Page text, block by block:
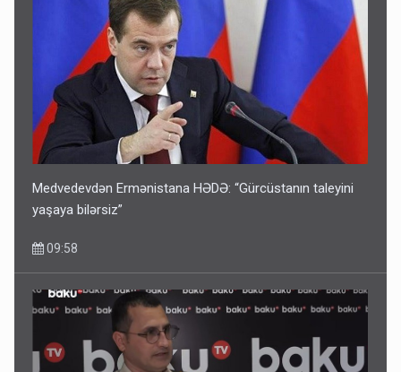
Medvedevdən Ermənistana HƏDƏ: “Gürcüstanın taleyini
yaşaya bilərsiz”
09:58